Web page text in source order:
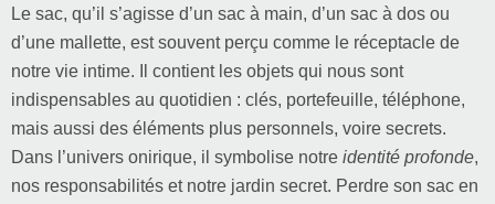
Le sac, qu’il s’agisse d’un sac à main, d’un sac à dos ou
d’une mallette, est souvent perçu comme le réceptacle de
notre vie intime. Il contient les objets qui nous sont
indispensables au quotidien : clés, portefeuille, téléphone,
mais aussi des éléments plus personnels, voire secrets.
Dans l’univers onirique, il symbolise notre identité profonde,
nos responsabilités et notre jardin secret. Perdre son sac en